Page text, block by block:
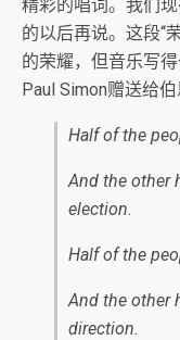
精彩的唱词。我们
的以后再说。这段“
的荣耀，但音乐写
Paul Simon赠送给
Half of the
And the other
election.
Half of the
And the other
direction.